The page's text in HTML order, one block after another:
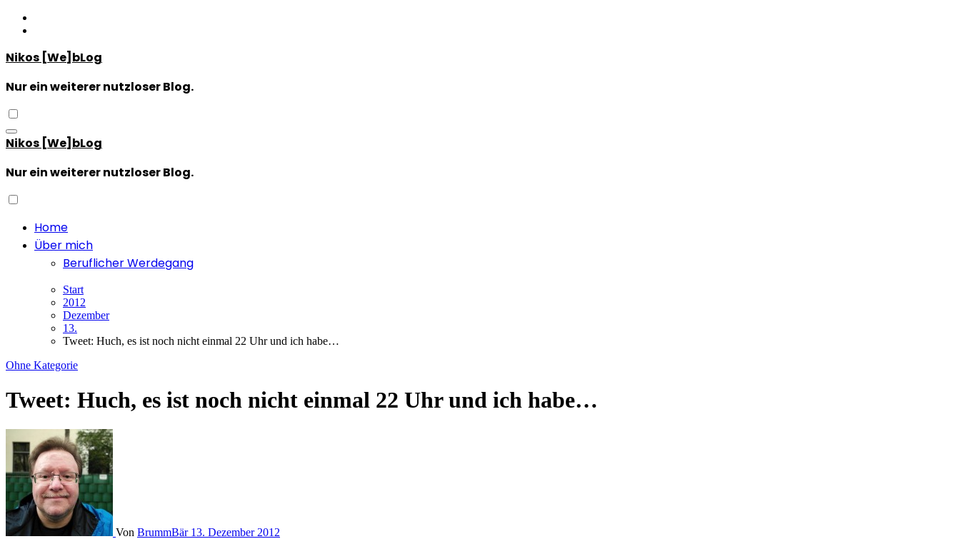
Zum
Inhalt
Nikos [We]bLog
Nur ein weiterer nutzloser Blog.
Nikos [We]bLog
Nur ein weiterer nutzloser Blog.
Home
Über mich
Beruflicher Werdegang
Start
2012
Dezember
13.
Tweet: Huch, es ist noch nicht einmal 22 Uhr und ich habe…
Ohne Kategorie
Tweet: Huch, es ist noch nicht einmal 22 Uhr und ich habe…
Von BrummBär 13. Dezember 2012